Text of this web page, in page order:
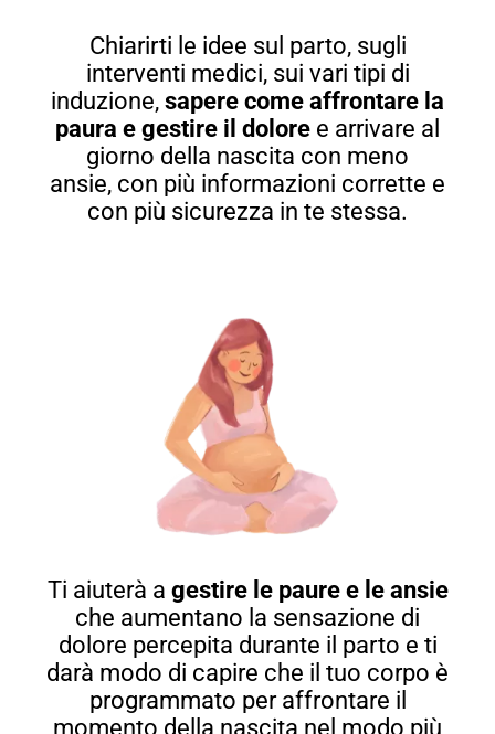
Chiarirti le idee sul parto, sugli
interventi medici, sui vari tipi di
induzione, sapere come affrontare la
paura e gestire il dolore e arrivare al
giorno della nascita con meno
ansie, con più informazioni corrette e
con più sicurezza in te stessa.
Ti aiuterà a gestire le paure e le ansie
che aumentano la sensazione di
dolore percepita durante il parto e ti
darà modo di capire che il tuo corpo è
programmato per affrontare il
momento della nascita nel modo più